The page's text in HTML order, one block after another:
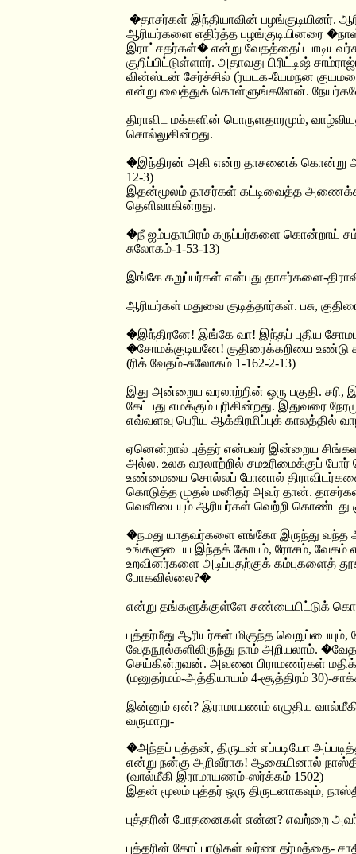
�தாசர்கள் இந்தியாவின் பழங்குடியினர்.
ஆரியர்களை எதிர்த்த பழங்குடியினரை
இராட்சதர்கள்� என்று வேதத்தைப்
குறிப்பிட்டுள்ளார். அதாவது பிரிட்டிஷ்
வின்ஸ்டன் சேர்ச்சில் (ர்யடக-யேமநன
என்று வைத்துக் கொள்ளுங்களேன்.
திராவிட மக்களின் பொருளதாரமும்,
சொல்லுகின்றது.
�இந்திரன் அகி என்ற தாசனைக் கொன்று
12-3)
இதன்மூலம் தாசர்கள் கட்டிவைத்த
தெளிவாகின்றது.
�நீ ஐம்பதாயிரம் கருப்பர்களை கொன்றாய்
சுலோகம்-1-53-13)
இங்கே கறுப்பர்கள் என்பது தாசர்களை-
ஆரியர்கள் மதுவை குடித்தார்கள். பசு,
�இந்திரனே! இங்கே வா! இந்தப் புதிய
�சோமக்குடியனே! குதிரைக்கறியை உண்டு
(ரிக் வேதம்-சுலோகம் 1-162-2-13)
இது அன்றைய வரலாற்றின் ஒரு பகுதி. சரி,
கேட்பது எமக்கும் புரிகின்றது. இதுவரை
எவ்வளவு பெரிய ஆக்கிரமிப்புக் காலத்தில்
ஏனென்றால் புத்தர் என்பவர் இன்றைய
அல்ல. உலக வரலாற்றில் சமஉரிமைக்குப் போர்
உண்மையை சொல்லப் போனால் திராவிடர்களை
கொடுத்த முதல் மனிதர் அவர் தான்.
வெளியையும் ஆரியர்கள் வெற்றி கொண்டது
�நமது யாதவர்களை எங்கோ இருந்து
உங்களுடைய இந்தக் கோபம், ரோசம், வேகம்
உறவினர்களை அடிப்பதற்குக் கம்புகளைத்
போகவில்லை?�
என்று தங்களுக்குள்ளே சண்டையிட்டுக்
புத்தர்மீது ஆரியர்கள் மிகுந்த
வேதநூல்களிலிருந்து நாம் அறியலாம்.
செய்கின்றவன். அவனை பிராமணர்கள்
(மனுதர்மம்-அத்தியாயம் 4-சூத்திரம் 30)-
இன்னும் ஏன்? இராமாயணம் எழுதிய
வருமாறு-
�அந்தப் புத்தன், திருடன் எப்படியோ
என்று நன்கு அறிவீராக! ஆகையினால்
(வால்மீகி இராமாயணம்-ஸர்க்கம் 1502)
இதன் மூலம் புத்தர் ஒரு திருடனாகவும்,
புத்தரின் போதனைகள் என்ன? எவற்றை அவர்
புத்தரின் கோட்பாடுகள் வர்ண தர்மத்தை-